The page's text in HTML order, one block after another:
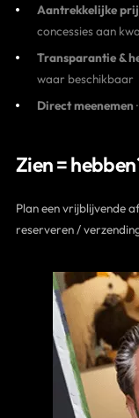
Aantrekkelijke
concessies aan
Transparantie &
waar beschikbaar
Direct meenemen
Zien =
Plan een vrijblijvende
reserveren /